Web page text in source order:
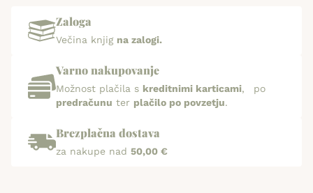
Zaloga
Večina knjig na zalogi.
Varno nakupovanje
Možnost plačila s kreditnimi karticami, po
predračunu ter plačilo po povzetju.
Brezplačna dostava
za nakupe nad 50,00 €